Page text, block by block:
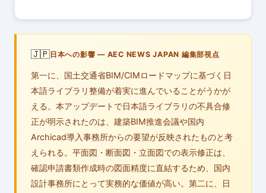
🇯🇵日本への影響 — AEC NEWS JAPAN 編集部視点
第一に、国土交通省BIM/CIMロードマップに基づく日
本語ライブラリ整備が着実に進んでいることがうかが
える。本アップデートで日本語ライブラリの不具合修
正が明示されたのは、建築BIM推進会議や国内
Archicad導入事務所からの要望が反映されたものと考
えられる。平面図・断面図・立面図での表示修正は、
確認申請書類作成時の図面精度に直結するため、国内
設計事務所にとって実務的な価値が高い。第二に、日